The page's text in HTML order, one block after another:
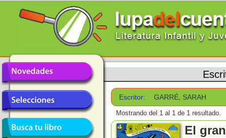
Escritor: GARRÉ, SARAH
Mostrando del 1 al 1 de 1 resultado.
El